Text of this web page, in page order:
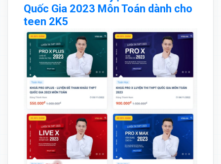
Quốc Gia 2023 Môn Toán dành cho
teen 2K5